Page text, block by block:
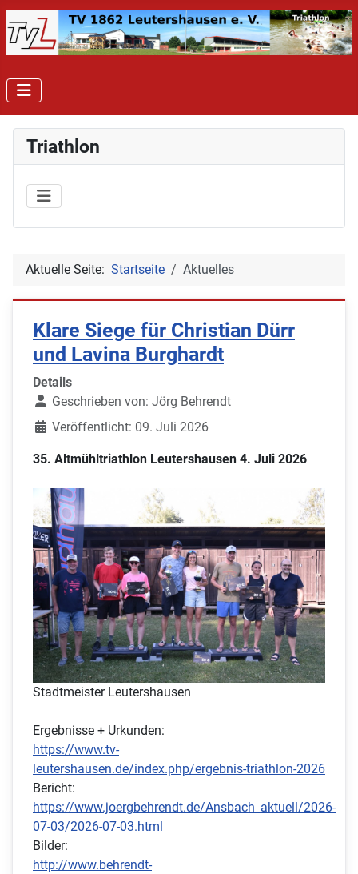
Triathlon
Aktuelle Seite: Startseite Aktuelles
Klare Siege für Christian Dürr
und Lavina Burghardt
Details
Geschrieben von: Jörg Behrendt
Veröffentlicht: 09. Juli 2026
35. Altmühltriathlon Leutershausen 4. Juli 2026
Stadtmeister Leutershausen
Ergebnisse + Urkunden:
https://www.tv-
leutershausen.de/index.php/ergebnis-triathlon-2026
Bericht:
https://www.joergbehrendt.de/Ansbach_aktuell/2026-
07-03/2026-07-03.html
Bilder:
http://www.behrendt-